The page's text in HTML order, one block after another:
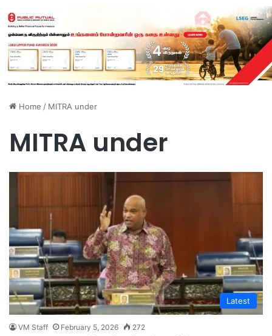
Home / MITRA under
MITRA under
Latest
VM Staff February 5, 2026 272